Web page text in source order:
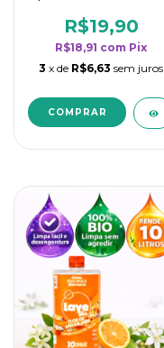
rendimento da
categoria - Flor de
Laranjeira
R$19,90
R$18,91 com Pix
3 x de R$6,63 sem juros